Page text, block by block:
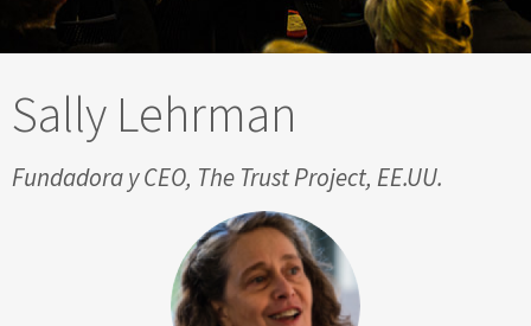
Sally Lehrman
Fundadora y CEO, The Trust Project, EE.UU.